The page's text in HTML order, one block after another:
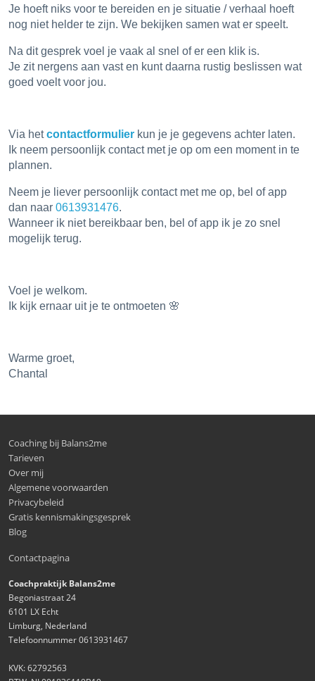
Je hoeft niks voor te bereiden en je situatie / verhaal hoeft
nog niet helder te zijn. We bekijken samen wat er speelt.
Na dit gesprek voel je vaak al snel of er een klik is.
Je zit nergens aan vast en kunt daarna rustig beslissen wat
goed voelt voor jou.
Via hetcontactformulier kun je je gegevens achter laten.
Ik neem persoonlijk contact met je op om een moment in te
plannen.
Neem je liever persoonlijk contact met me op, bel of app
dan naar 0613931476.
Wanneer ik niet bereikbaar ben, bel of app ik je zo snel
mogelijk terug.
Voel je welkom.
Ik kijk ernaar uit je te ontmoeten 🌸
Warme groet,
Chantal
Coaching bij Balans2me
Tarieven
Over mij
Algemene voorwaarden
Privacybeleid
Gratis kennismakingsgesprek
Blog
Contactpagina
Coachpraktijk Balans2me
Begoniastraat 24
6101 LX Echt
Limburg, Nederland
Telefoonnummer 0613931467
KVK: 62792563